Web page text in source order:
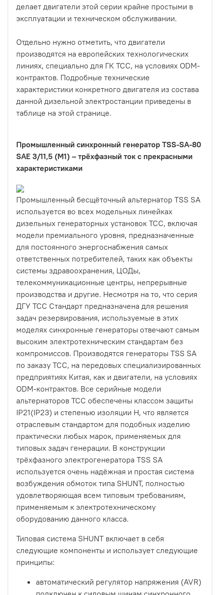
делает двигатели этой серии крайне простыми в
эксплуатации и техническом обслуживании.
Отдельно нужно отметить, что двигатели
производятся на европейских технологических
линиях, специально для ГК ТСС, на условиях ODM-
контрактов. Подробные технические
характеристики конкретного двигателя из состава
данной дизельной электростанции приведены в
таблице на этой странице.
Промышленный синхронный генератор TSS-SA-80
SAE 3/11,5 (М1) – трёхфазный ток с прекрасными
характеристиками
Промышленный бесщёточный альтернатор TSS SA
используется во всех модельных линейках
дизельных генераторных установок ТСС, включая
модели премиального уровня, предназначенные
для постоянного энергоснабжения самых
ответственных потребителей, таких как объекты
системы здравоохранения, ЦОДы,
телекоммуникационные центры, непрерывные
производства и другие. Несмотря на то, что серия
ДГУ ТСС Стандарт предназначена для решения
задач резервирования, используемые в этих
моделях синхронные генераторы отвечают самым
высоким электротехническим стандартам без
компромиссов. Производятся генераторы TSS SA
по заказу ТСС, на передовых специализированных
предприятиях Китая, как и двигатели, на условиях
ODM-контрактов. Все серийные модели
альтернаторов ТСС обеспечены классом защиты
IP21(IP23) и степенью изоляции H, что является
отраслевым стандартом для подобных изделию
практически любых марок, применяемых для
типовых задач генерации. В конструкции
трёхфазного электрогенератора TSS SA
используется очень надёжная и простая система
возбуждения обмоток типа SHUNT, полностью
удовлетворяющая всем типовым требованиям,
применяемым к электротехническому
оборудованию данного класса.
Типовая система SHUNT включает в себя
следующие компоненты и использует следующие
принципы:
автоматический регулятор напряжения (AVR)